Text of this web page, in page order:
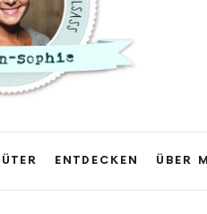
ENTDECKEN ÜBER